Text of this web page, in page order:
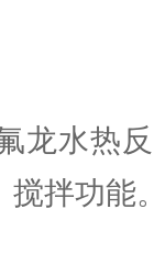
龙水热
搅拌功能